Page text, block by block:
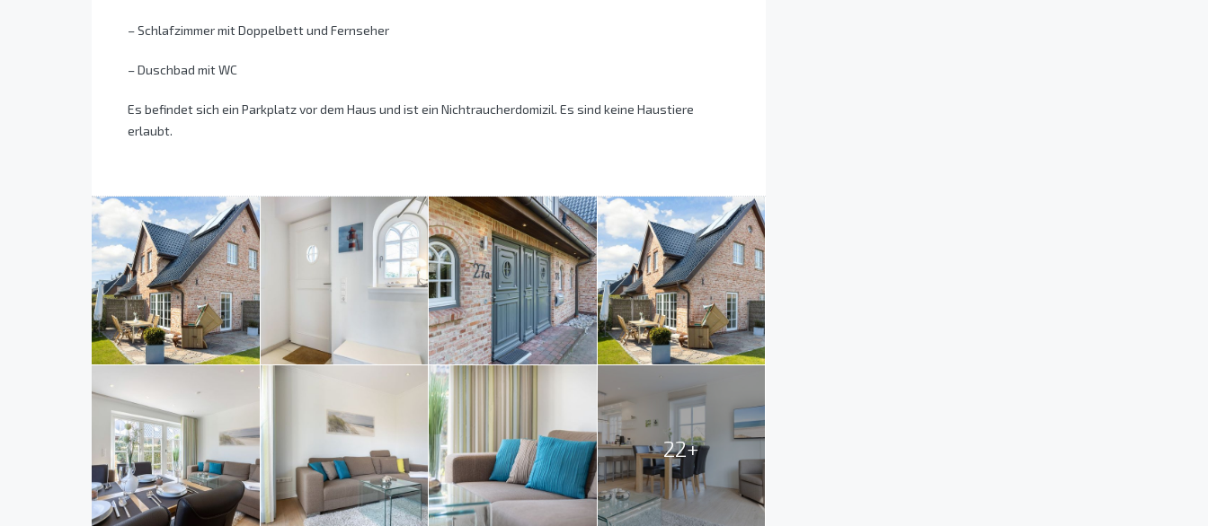
– Schlafzimmer mit Doppelbett und Fernseher
– Duschbad mit WC
Es befindet sich ein Parkplatz vor dem Haus und ist ein Nichtraucherdomizil. Es sind keine Haustiere
erlaubt.
22+